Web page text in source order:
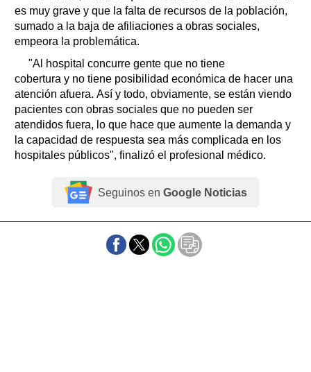
es muy grave y que la falta de recursos de la población,
sumado a la baja de afiliaciones a obras sociales,
empeora la problemática.
"Al hospital concurre gente que no tiene
cobertura y no tiene posibilidad económica de hacer una
atención afuera. Así y todo, obviamente, se están viendo
pacientes con obras sociales que no pueden ser
atendidos fuera, lo que hace que aumente la demanda y
la capacidad de respuesta sea más complicada en los
hospitales públicos", finalizó el profesional médico.
Seguinos en Google Noticias